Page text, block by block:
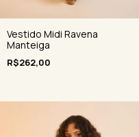
Vestido Midi Ravena
Manteiga
R$262,00